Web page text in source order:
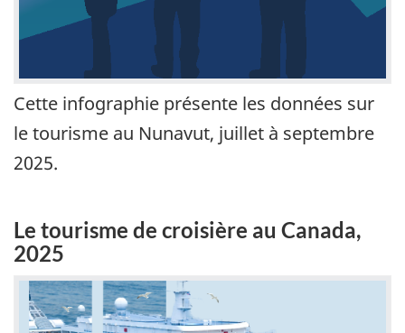
Cette infographie présente les données sur
le tourisme au Nunavut, juillet à septembre
2025.
Le tourisme de croisière au Canada,
2025